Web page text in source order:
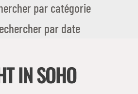
par catégorie
par date
IN SOHO